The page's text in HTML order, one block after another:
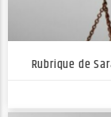
Rubrique de